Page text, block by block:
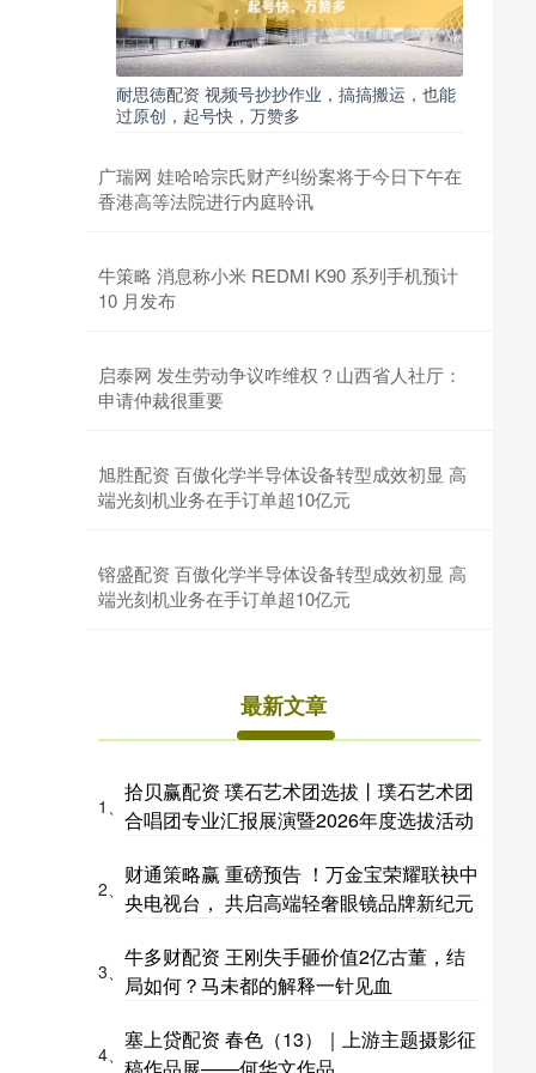
耐思徳配资 视频号抄抄作业，搞搞搬运，也能
过原创，起号快，万赞多
广瑞网 娃哈哈宗氏财产纠纷案将于今日下午在
香港高等法院进行内庭聆讯
牛策略 消息称小米 REDMI K90 系列手机预计
10 月发布
启泰网 发生劳动争议咋维权？山西省人社厅：
申请仲裁很重要
旭胜配资 百傲化学半导体设备转型成效初显 高
端光刻机业务在手订单超10亿元
镕盛配资 百傲化学半导体设备转型成效初显 高
端光刻机业务在手订单超10亿元
最新文章
1、
拾贝赢配资 璞石艺术团选拔丨璞石艺术团
合唱团专业汇报展演暨2026年度选拔活动
2、
财通策略赢 重磅预告 ！万金宝荣耀联袂中
央电视台， 共启高端轻奢眼镜品牌新纪元
3、
牛多财配资 王刚失手砸价值2亿古董，结
局如何？马未都的解释一针见血
4、
塞上贷配资 春色（13）｜上游主题摄影征